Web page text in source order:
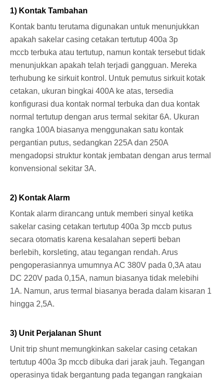
1) Kontak Tambahan
Kontak bantu terutama digunakan untuk menunjukkan
apakah sakelar casing cetakan tertutup 400a 3p
mccb terbuka atau tertutup, namun kontak tersebut tidak
menunjukkan apakah telah terjadi gangguan. Mereka
terhubung ke sirkuit kontrol. Untuk pemutus sirkuit kotak
cetakan, ukuran bingkai 400A ke atas, tersedia
konfigurasi dua kontak normal terbuka dan dua kontak
normal tertutup dengan arus termal sekitar 6A. Ukuran
rangka 100A biasanya menggunakan satu kontak
pergantian putus, sedangkan 225A dan 250A
mengadopsi struktur kontak jembatan dengan arus termal
konvensional sekitar 3A.
2) Kontak Alarm
Kontak alarm dirancang untuk memberi sinyal ketika
sakelar casing cetakan tertutup 400a 3p mccb putus
secara otomatis karena kesalahan seperti beban
berlebih, korsleting, atau tegangan rendah. Arus
pengoperasiannya umumnya AC 380V pada 0,3A atau
DC 220V pada 0,15A, namun biasanya tidak melebihi
1A. Namun, arus termal biasanya berada dalam kisaran 1
hingga 2,5A.
3) Unit Perjalanan Shunt
Unit trip shunt memungkinkan sakelar casing cetakan
tertutup 400a 3p mccb dibuka dari jarak jauh. Tegangan
operasinya tidak bergantung pada tegangan rangkaian